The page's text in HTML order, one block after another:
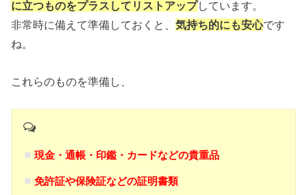
に立つものをプラスしてリストアップしています。
非常時に備えて準備しておくと、気持ち的にも安心です
ね。
これらのものを準備し、
現金・通帳・印鑑・カードなどの貴重品
免許証や保険証などの証明書類